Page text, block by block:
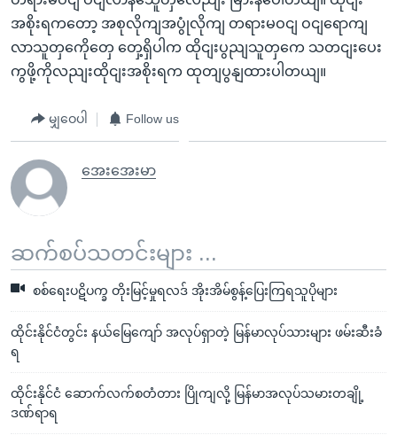
အစိုးရကတော့ အစုလိုကျအပွုံလိုကျ တရားမဝငျ ဝငျရောကျ
လာသူတှကေိုတှေ တှေ့ရှိပါက ထိုငျးပွညျသူတှကေ သတငျးပေး
ကွဖို့ကိုလညျးထိုငျးအစိုးရက ထုတျပွနျထားပါတယျ။
မျှဝေပါ Follow us
အေးအေးမာ
ဆက်စပ်သတင်းများ ...
စစ်ရေးပဋိပက္ခ တိုးမြင့်မှုရလဒ် အိုးအိမ်စွန့်ပြေးကြရသူပိုများ
ထိုင်းနိုင်ငံတွင်း နယ်မြေကျော် အလုပ်ရှာတဲ့ မြန်မာလုပ်သားများ ဖမ်းဆီးခံ
ရ
ထိုင်းနိုင်ငံ ဆောက်လက်စတံတား ပြိုကျလို့ မြန်မာအလုပ်သမားတချို့
ဒဏ်ရာရ